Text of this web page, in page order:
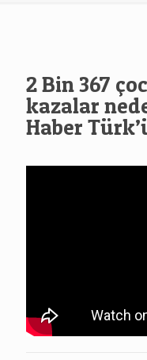
2 Bin 367
kazalar
Haber